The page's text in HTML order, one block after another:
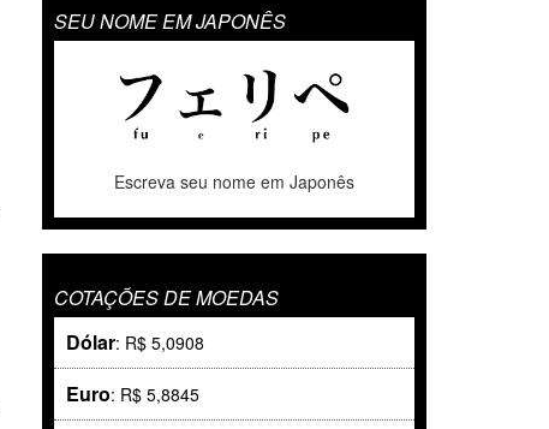
SEU NOME EM JAPONÊS
Escreva seu nome em Japonês
COTAÇÕES DE MOEDAS
Dólar: R$ 5,0908
Euro: R$ 5,8845